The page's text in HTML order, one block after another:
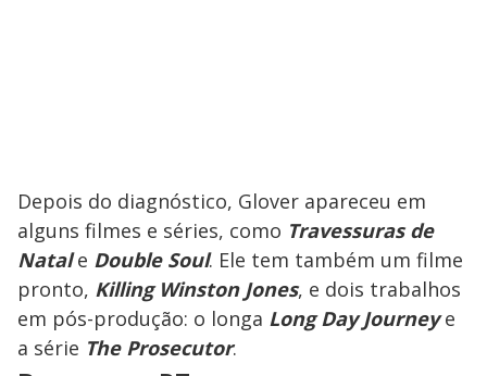
Depois do diagnóstico, Glover apareceu em
alguns filmes e séries, como Travessuras de
Natale Double Soul. Ele tem também um filme
pronto, Killing Winston Jones, e dois trabalhos
em pós-produção: o longa Long Day Journeye
a série The Prosecutor.